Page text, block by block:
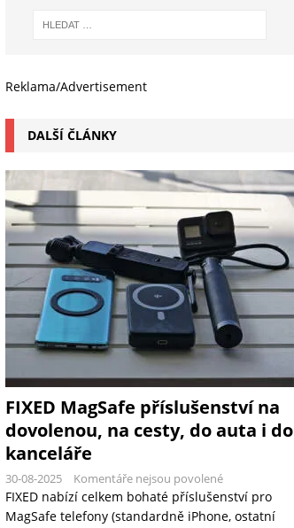
Reklama/Advertisement
DALŠÍ ČLÁNKY
FIXED MagSafe příslušenství na
dovolenou, na cesty, do auta i do
kanceláře
30-08-2025 Komentáře nejsou povolené
FIXED nabízí celkem bohaté příslušenství pro
MagSafe telefony (standardně iPhone, ostatní